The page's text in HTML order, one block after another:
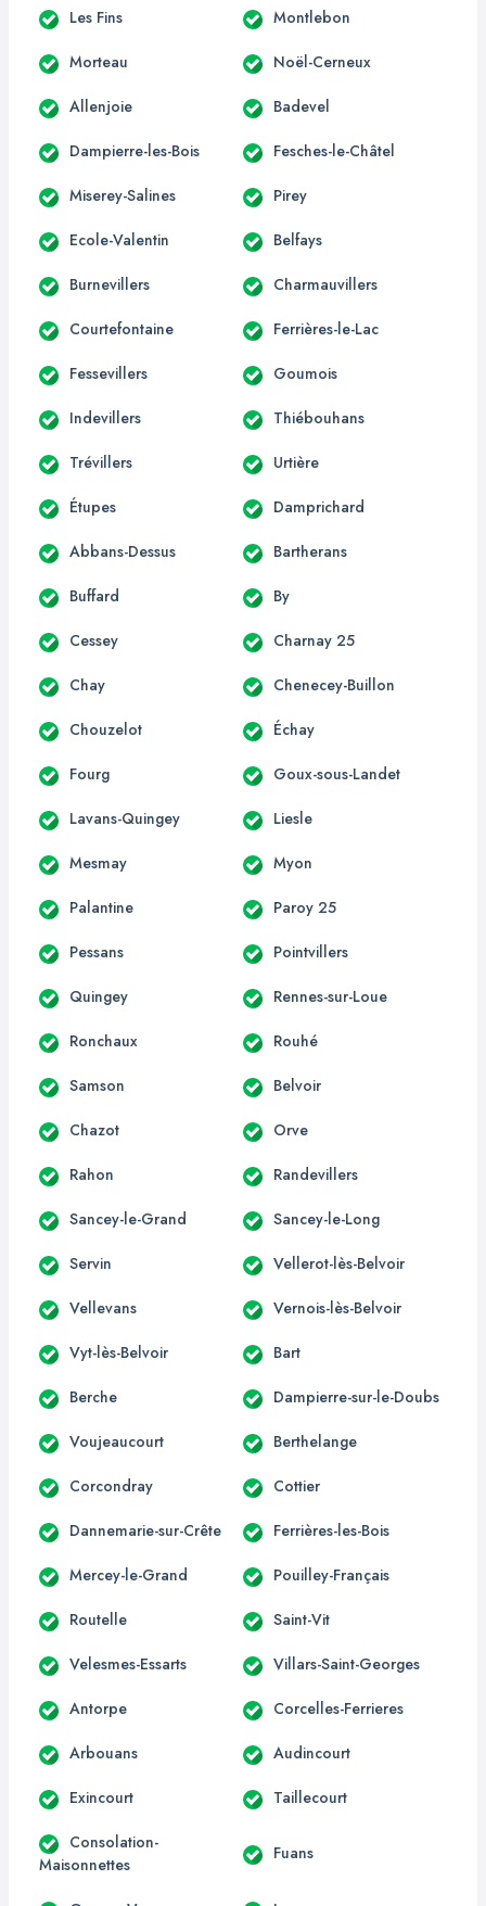
Les Fins Montlebon
Morteau Noël-Cerneux
Allenjoie Badevel
Dampierre-les-Bois Fesches-le-Châtel
Miserey-Salines Pirey
Ecole-Valentin Belfays
Burnevillers Charmauvillers
Courtefontaine Ferrières-le-Lac
Fessevillers Goumois
Indevillers Thiébouhans
Trévillers Urtière
Étupes Damprichard
Abbans-Dessus Bartherans
Buffard By
Cessey Charnay 25
Chay Chenecey-Buillon
Chouzelot Échay
Fourg Goux-sous-Landet
Lavans-Quingey Liesle
Mesmay Myon
Palantine Paroy 25
Pessans Pointvillers
Quingey Rennes-sur-Loue
Ronchaux Rouhé
Samson Belvoir
Chazot Orve
Rahon Randevillers
Sancey-le-Grand Sancey-le-Long
Servin Vellerot-lès-Belvoir
Vellevans Vernois-lès-Belvoir
Vyt-lès-Belvoir Bart
Berche Dampierre-sur-le-Doubs
Voujeaucourt Berthelange
Corcondray Cottier
Dannemarie-sur-Crête Ferrières-les-Bois
Mercey-le-Grand Pouilley-Français
Routelle Saint-Vit
Velesmes-Essarts Villars-Saint-Georges
Antorpe Corcelles-Ferrieres
Arbouans Audincourt
Exincourt Taillecourt
Consolation-
Maisonnettes
Fuans